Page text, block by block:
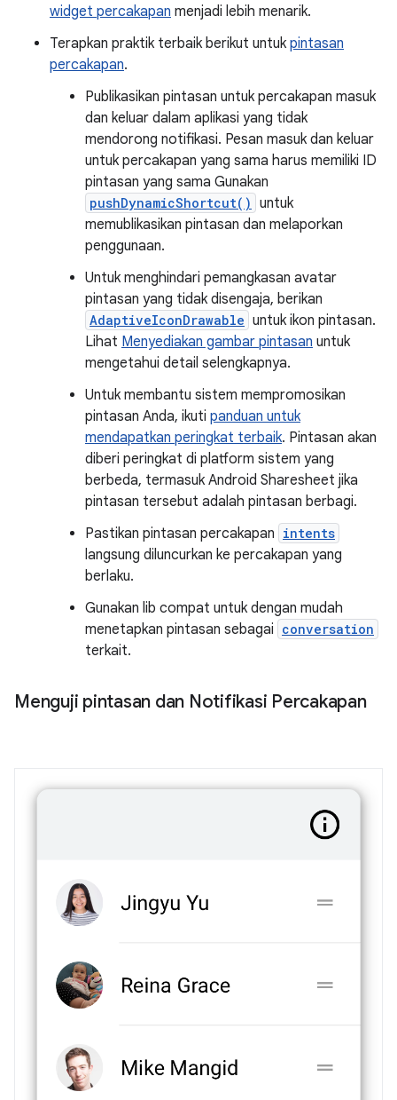
widget percakapan menjadi lebih menarik.
Terapkan praktik terbaik berikut untuk pintasan
percakapan.
Publikasikan pintasan untuk percakapan masuk
dan keluar dalam aplikasi yang tidak
mendorong notifikasi. Pesan masuk dan keluar
untuk percakapan yang sama harus memiliki ID
pintasan yang sama Gunakan
pushDynamicShortcut() untuk
memublikasikan pintasan dan melaporkan
penggunaan.
Untuk menghindari pemangkasan avatar
pintasan yang tidak disengaja, berikan
AdaptiveIconDrawable untuk ikon pintasan.
Lihat Menyediakan gambar pintasan untuk
mengetahui detail selengkapnya.
Untuk membantu sistem mempromosikan
pintasan Anda, ikuti panduan untuk
mendapatkan peringkat terbaik. Pintasan akan
diberi peringkat di platform sistem yang
berbeda, termasuk Android Sharesheet jika
pintasan tersebut adalah pintasan berbagi.
Pastikan pintasan percakapan intents
langsung diluncurkan ke percakapan yang
berlaku.
Gunakan lib compat untuk dengan mudah
menetapkan pintasan sebagai conversation
terkait.
Menguji pintasan dan Notifikasi Percakapan